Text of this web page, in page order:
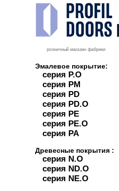
розничный магазин фабрики
Эмалевое покрытие:
серия P.O
серия PM
серия PD
серия PD.O
серия PE
серия PE.O
серия PA
Древесные покрытия :
серия N.O
серия ND.O
серия NE.O